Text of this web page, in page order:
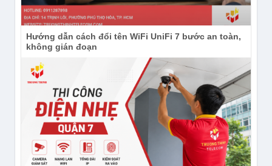
Hướng dẫn cách đổi tên WiFi UniFi 7 bước an toàn,
không gián đoạn